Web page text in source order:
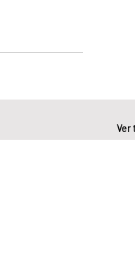
Ver